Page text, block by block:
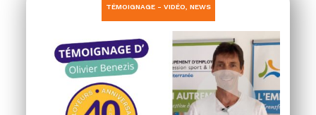
TÉMOIGNAGE - VIDÉO, NEWS